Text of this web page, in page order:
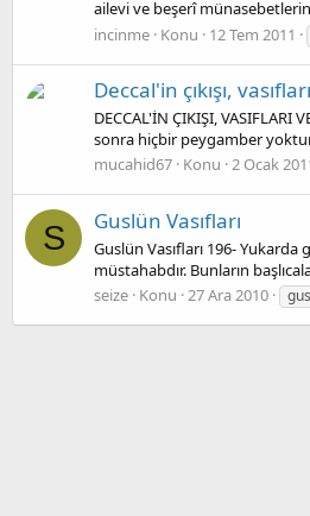
ailevi ve beşerî
incinme Konu 12 Tem 2011
Deccal'in çıkışı,
DECCAL'İN ÇIKIŞI,
sonra hiçbir peygamber
mucahid67 Konu 2 Ocak
S Guslün Vasıfları
Guslün Vasıfları 196-
müstahabdır. Bunların
seize Konu 27 Ara 2010